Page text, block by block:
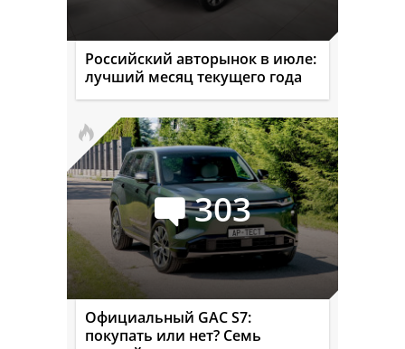
Российский авторынок в июле:
лучший месяц текущего года
303
Официальный GAC S7:
покупать или нет? Семь